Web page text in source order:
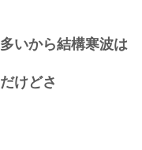
いから結構寒波は
けどさ